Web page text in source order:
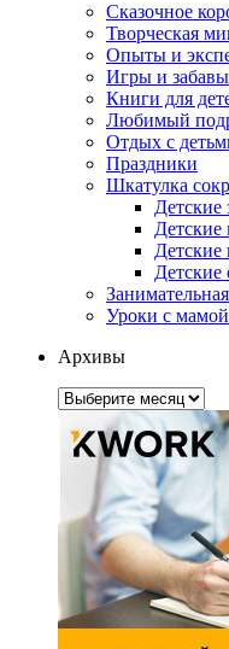
Сказочное
Творческая
Опыты и
Игры и забавы
Книги для
Любимый
Отдых с
Праздники
Шкатулка
Детские
Детские
Детские
Уроки с
Архивы
Архивы